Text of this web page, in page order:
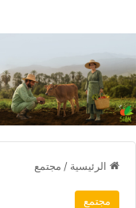
الرئيسية / مجتمع
مجتمع